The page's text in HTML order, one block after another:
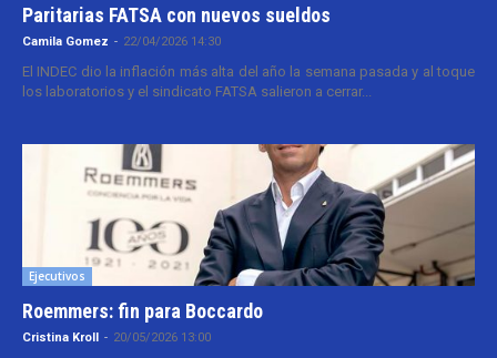
Paritarias FATSA con nuevos sueldos
Camila Gomez - 22/04/2026 14:30
El INDEC dio la inflación más alta del año la semana pasada y al toque
los laboratorios y el sindicato FATSA salieron a cerrar...
Ejecutivos
Roemmers: fin para Boccardo
Cristina Kroll - 20/05/2026 13:00